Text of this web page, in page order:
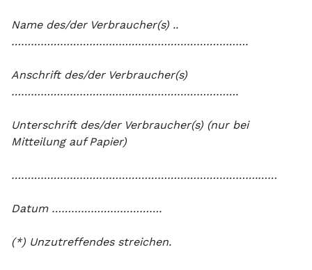
Name des/der Verbraucher(s) ..
……………………………………………………………….
Anschrift des/der Verbraucher(s)
…………………………………………………………….
Unterschrift des/der Verbraucher(s) (nur bei
Mitteilung auf Papier)
………………………………………………………………….……
Datum …………………………….
(*) Unzutreffendes streichen.